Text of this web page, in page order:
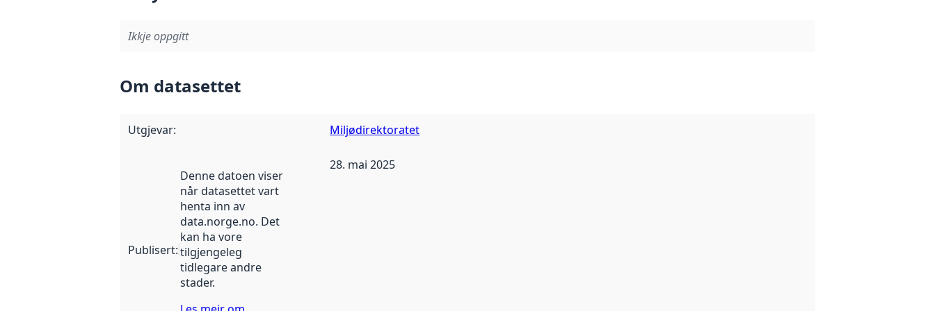
Ikkje oppgitt
Om datasettet
Utgjevar: Miljødirektoratet
Publisert:
Denne datoen viser
når datasettet vart
henta inn av
data.norge.no. Det
kan ha vore
tilgjengeleg
tidlegare andre
stader.
28. mai 2025